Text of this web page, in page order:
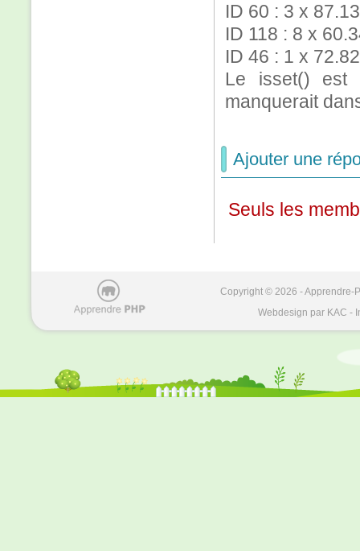
ID 60 : 3 x
ID 118 : 8 x
ID 46 : 1 x
Le isset()
manquerait
Ajouter une
Seuls les
Copyright © 2026 - Apprendre-
Webdesign par KAC -